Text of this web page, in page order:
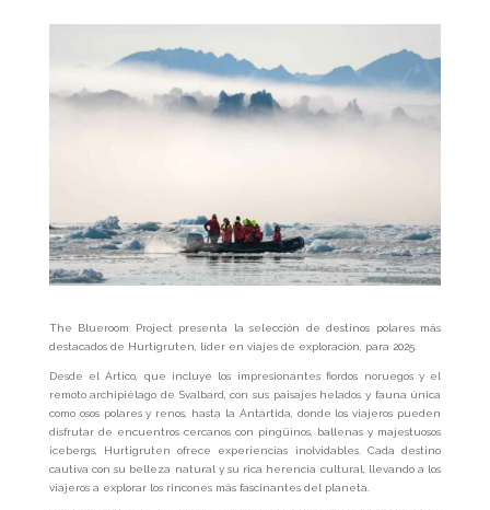
The Blueroom Project presenta la selección de destinos polares más
destacados de Hurtigruten, líder en viajes de exploración, para 2025.
Desde el Ártico, que incluye los impresionantes fiordos noruegos y el
remoto archipiélago de Svalbard, con sus paisajes helados y fauna única
como osos polares y renos, hasta la Antártida, donde los viajeros pueden
disfrutar de encuentros cercanos con pingüinos, ballenas y majestuosos
icebergs, Hurtigruten ofrece experiencias inolvidables. Cada destino
cautiva con su belleza natural y su rica herencia cultural, llevando a los
viajeros a explorar los rincones más fascinantes del planeta.